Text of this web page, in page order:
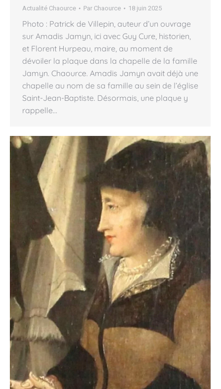
Actualité Chaource Par Chaource 18 juin 2025
Photo : Patrick de Villepin, auteur d’un ouvrage
sur Amadis Jamyn, ici avec Guy Cure, historien,
et Florent Hurpeau, maire, au moment de
dévoiler la plaque dans la chapelle de la famille
Jamyn. Chaource. Amadis Jamyn avait déjà une
chapelle au nom de sa famille au sein de l’église
Saint-Jean-Baptiste. Désormais, une plaque y
rappelle…